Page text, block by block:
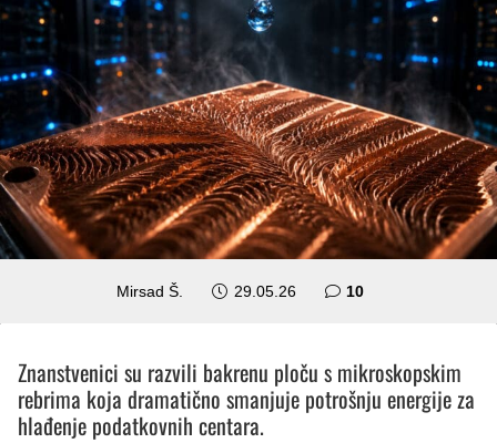
Mirsad Š. 29.05.26 10komentara
Znanstvenici su razvili bakrenu ploču s mikroskopskim
rebrima koja dramatično smanjuje potrošnju energije za
hlađenje podatkovnih centara.